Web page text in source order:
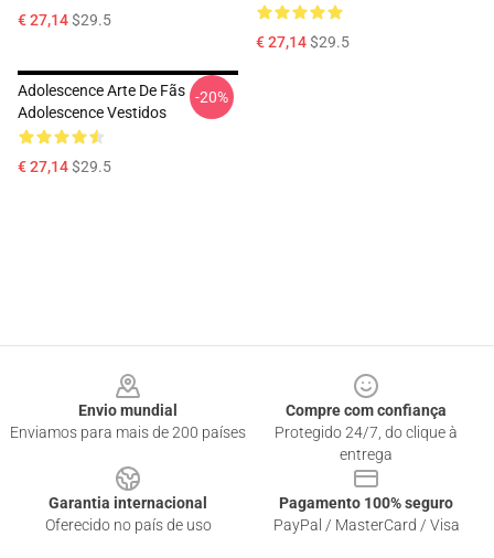
€ 27,14$29.5
€ 27,14$29.5
Adolescence Arte De Fãs
Adolescence Vestidos
€ 27,14$29.5
-20%
Envio mundial
Enviamos para mais de 200 países
Compre com confiança
Protegido 24/7, do clique à
entrega
Garantia internacional
Oferecido no país de uso
Pagamento 100% seguro
PayPal / MasterCard / Visa